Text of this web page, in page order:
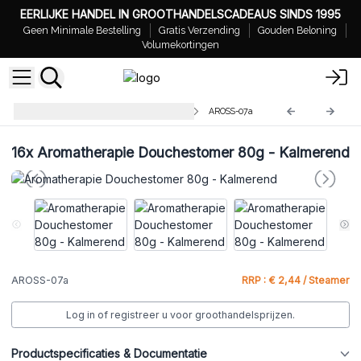
EERLIJKE HANDEL IN GROOTHANDELSCADEAUS SINDS 1995
Geen Minimale Bestelling Gratis Verzending
Gouden Beloning
Volumekortingen
AROSS-07a
16xAromatherapie Douchestomer 80g - Kalmerend
AROSS-07a RRP : € 2,44 / Steamer
Log in of registreer u voor groothandelsprijzen.
Productspecificaties & Documentatie